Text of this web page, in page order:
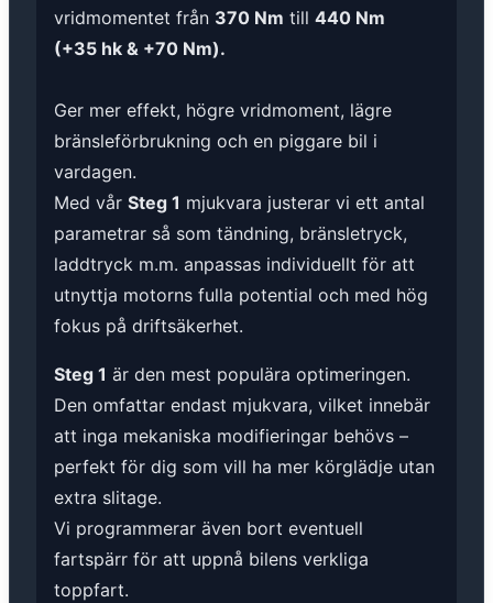
vridmomentet från 370 Nm till 440 Nm
(+35 hk & +70 Nm).
Ger mer effekt, högre vridmoment, lägre
bränsleförbrukning och en piggare bil i
vardagen.
Med vår Steg 1 mjukvara justerar vi ett antal
parametrar så som tändning, bränsletryck,
laddtryck m.m. anpassas individuellt för att
utnyttja motorns fulla potential och med hög
fokus på driftsäkerhet.
Steg 1 är den mest populära optimeringen.
Den omfattar endast mjukvara, vilket innebär
att inga mekaniska modifieringar behövs –
perfekt för dig som vill ha mer körglädje utan
extra slitage.
Vi programmerar även bort eventuell
fartspärr för att uppnå bilens verkliga
toppfart.